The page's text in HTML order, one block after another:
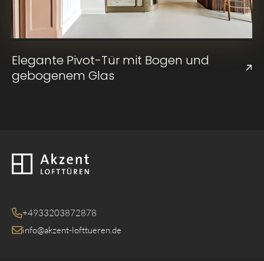
Elegante Pivot-Tür mit Bogen und
gebogenem Glas
Zurück zur Startseite
+4933203872878
info@akzent-lofttueren.de